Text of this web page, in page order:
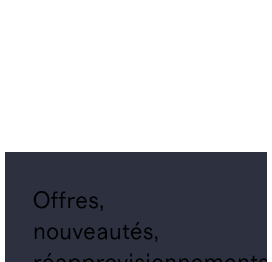
Offres,
nouveautés,